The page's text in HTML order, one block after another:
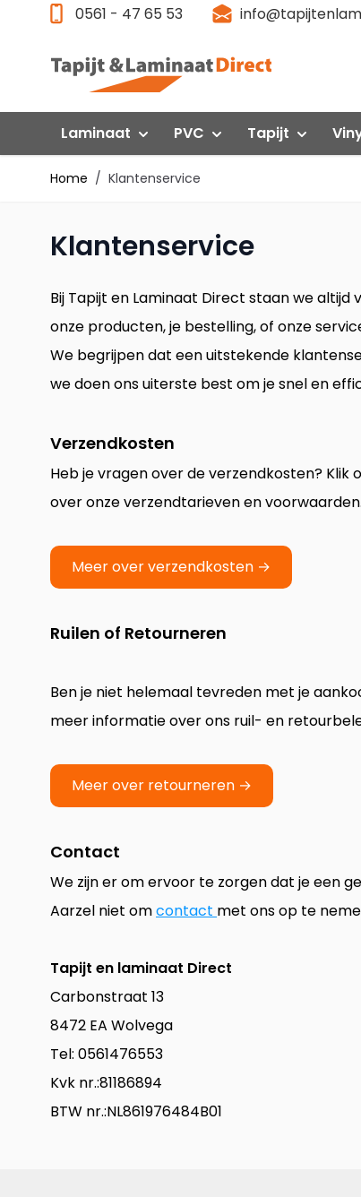
Ga direct door naar de inhoud
0561 - 47 65 53
Laminaat
Quick-Step
Egger
Swiss Krono
Meister
PVC
Floorlife VT Wonen
Quick Step
Tapijt
Home / Klantenservice
Klantenservice
Bij Tapijt en Laminaat Direct staan we
onze producten, je bestelling, of onze
We begrijpen dat een uitstekende
we doen ons uiterste best om je snel en
Verzendkosten
Heb je vragen over de verzendkosten?
over onze verzendtarieven en voorwaarden.
Meer over verzendkosten →
Ruilen of Retourneren
Ben je niet helemaal tevreden met je
meer informatie over ons ruil- en
Meer over retourneren →
Contact
We zijn er om ervoor te zorgen dat je een
Aarzel niet omcontact met ons op te
Tapijt en laminaat Direct
Carbonstraat 13
8472 EA Wolvega
Tel: 0561476553
Kvk nr.:81186894
BTW nr.:NL861976484B01